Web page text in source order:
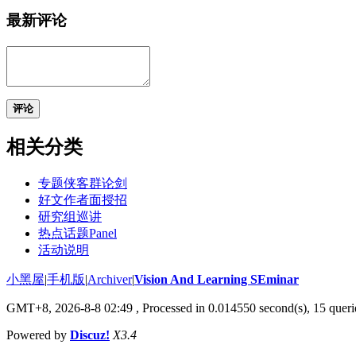
最新评论
评论
相关分类
专题侠客群论剑
好文作者面授招
研究组巡讲
热点话题Panel
活动说明
小黑屋|手机版|Archiver|Vision And Learning SEminar
GMT+8, 2026-8-8 02:49 , Processed in 0.014550 second(s), 15
Powered by Discuz! X3.4